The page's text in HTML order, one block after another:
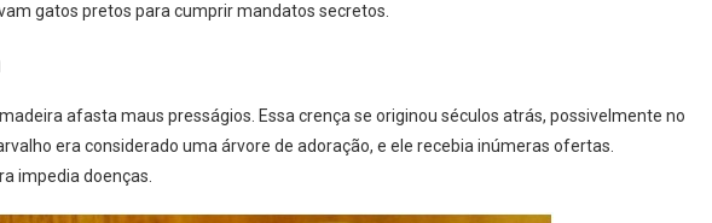
gatos pretos para cumprir mandatos secretos.
afasta maus presságios. Essa crença se originou séculos atrás, possivelmente no
era considerado uma árvore de adoração, e ele recebia inúmeras ofertas.
impedia doenças.